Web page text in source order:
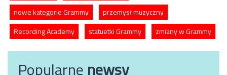
nowe kategorie Grammy
przemysł muzyczny
Recording Academy
statuetki Grammy zmiany w Grammy